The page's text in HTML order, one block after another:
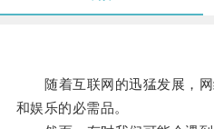
随着互联网的迅猛发展，网
和娱乐的必需品。